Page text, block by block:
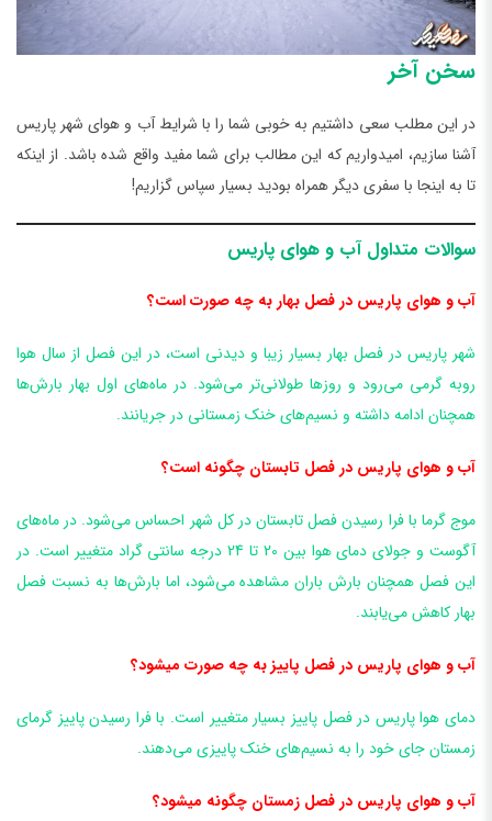
سخن آخر
در این مطلب سعی داشتیم به خوبی شما را با شرایط آب و هوای شهر پاریس
آشنا سازیم، امیدواریم که این مطالب برای شما مفید واقع شده باشد. از اینکه
تا به اینجا با سفری دیگر همراه بودید بسیار سپاس گزاریم!
سوالات متداول آب و هوای پاریس
آب و هوای پاریس در فصل بهار به چه صورت است؟
شهر پاریس در فصل بهار بسیار زیبا و دیدنی است، در این فصل از سال هوا
روبه گرمی می‌رود و روزها طولانی‌تر می‌شود. در ماه‌های اول بهار بارش‌ها
همچنان ادامه داشته و نسیم‌های خنک زمستانی در جریانند.
آب و هوای پاریس در فصل تابستان چگونه است؟
موج گرما با فرا رسیدن فصل تابستان در کل شهر احساس می‌شود. در ماه‌های
آگوست و جولای دمای هوا بین 20 تا 24 درجه سانتی گراد متغییر است. در
این فصل همچنان بارش باران مشاهده می‌شود، اما بارش‌ها به نسبت فصل
بهار کاهش می‌یابند.
آب و هوای پاریس در فصل پاییز به چه صورت میشود؟
دمای هوا پاریس در فصل پاییز بسیار متغییر است. با فرا رسیدن پاییز گرمای
زمستان جای خود را به نسیم‌های خنک پاییزی می‌دهند.
آب و هوای پاریس در فصل زمستان چگونه میشود؟